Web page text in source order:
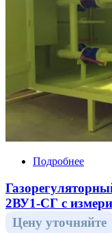
Подробнее
2ВУ1-СГ с
Цену уточняйте